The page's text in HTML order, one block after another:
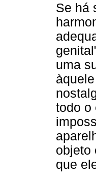
Se há
uma
todo o
objeto
que